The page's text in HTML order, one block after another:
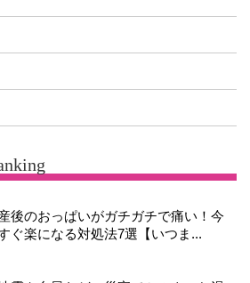
後のおっぱいがガチガチで痛い！今
ぐ楽になる対処法7選【いつま...